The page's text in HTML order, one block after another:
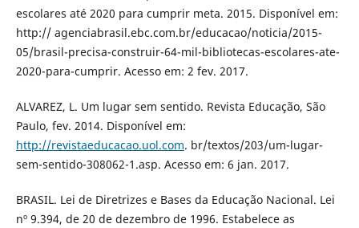
escolares até 2020 para cumprir meta. 2015. Disponível em:
http:// agenciabrasil.ebc.com.br/educacao/noticia/2015-
05/brasil-precisa-construir-64-mil-bibliotecas-escolares-ate-
2020-para-cumprir. Acesso em: 2 fev. 2017.
ALVAREZ, L. Um lugar sem sentido. Revista Educação, São
Paulo, fev. 2014. Disponível em:
http://revistaeducacao.uol.com. br/textos/203/um-lugar-
sem-sentido-308062-1.asp. Acesso em: 6 jan. 2017.
BRASIL. Lei de Diretrizes e Bases da Educação Nacional. Lei
nº 9.394, de 20 de dezembro de 1996. Estabelece as